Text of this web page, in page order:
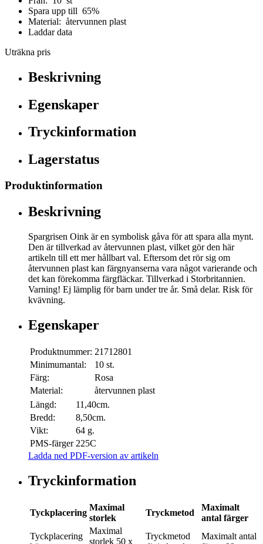
Spara upp till 65%
Material: återvunnen plast
Laddar data
Uträkna pris
Beskrivning
Egenskaper
Tryckinformation
Lagerstatus
Produktinformation
Beskrivning
Spargrisen Oink är en symbolisk gåva för att spara alla mynt.
Den är tillverkad av återvunnen plast, vilket gör den här
artikeln till ett mer hållbart val. Eftersom det rör sig om
återvunnen plast kan färgnyanserna vara något varierande och
det kan förekomma färgfläckar. Tillverkad i Storbritannien.
Varning! Ej lämplig för barn under tre år. Små delar. Risk för
kvävning.
Egenskaper
Produktnummer: 21712801
Minimumantal:
10 st.
Färg:
Rosa
Material:
återvunnen plast
Längd:
11,40cm.
Bredd:
8,50cm.
Vikt:
64 g.
PMS-färger 225C
Ladda ned PDF-version av artikeln
Tryckinformation
Tyckplacering
Maximal
storlek
Tryckmetod
Maximalt
antal färger
Tyckplacering
Maximal
storlek 50 x
Tryckmetod
Maximalt antal